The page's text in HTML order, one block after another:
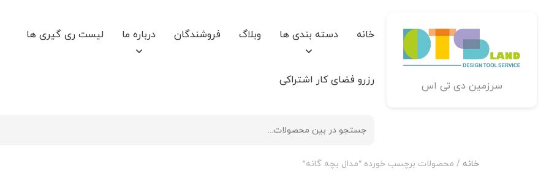
سرزمین دی تی اس
خانه دسته بندی ها وبلاگ فروشندگان درباره ما لیست ری گیری ها
رزرو فضای کار اشتراکی
خانه / محصولات برچسب خورده “مدال بچه گانه”